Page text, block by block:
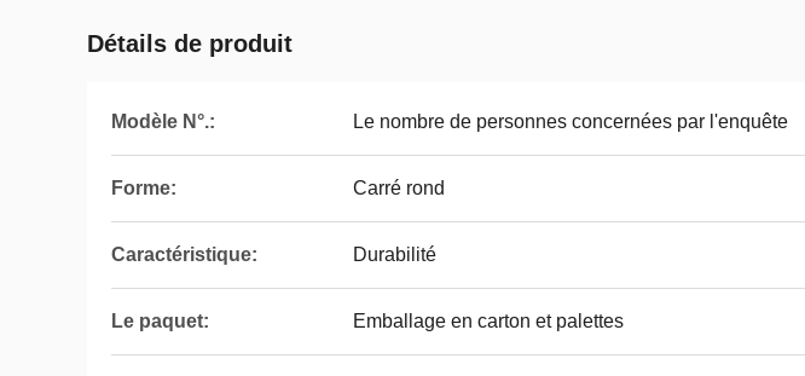
Détails de produit
Modèle N°.: Le nombre de personnes concernées par l'enquête
Forme: Carré rond
Caractéristique: Durabilité
Le paquet: Emballage en carton et palettes